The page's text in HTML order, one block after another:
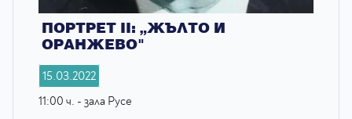
ПОРТРЕТ II: „ЖЪЛТО И
ОРАНЖЕВО"
15.03.2022
11:00 ч. - зала Русе